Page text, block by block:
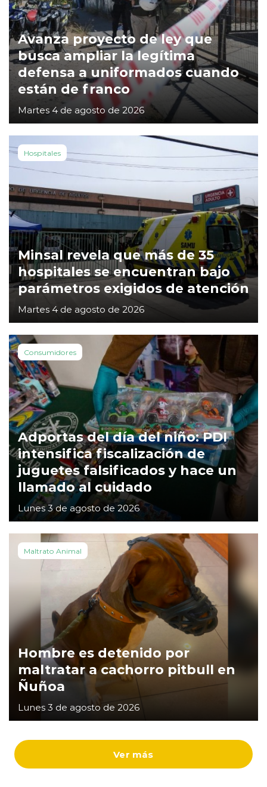
Ver más
Avanza proyecto de ley que
busca ampliar la legítima
defensa a uniformados cuando
están de franco
Martes 4 de agosto de 2026
Hospitales
Minsal revela que más de 35
hospitales se encuentran bajo
parámetros exigidos de atención
Martes 4 de agosto de 2026
Consumidores
Adportas del día del niño: PDI
intensifica fiscalización de
juguetes falsificados y hace un
llamado al cuidado
Lunes 3 de agosto de 2026
Maltrato Animal
Hombre es detenido por
maltratar a cachorro pitbull en
Ñuñoa
Lunes 3 de agosto de 2026